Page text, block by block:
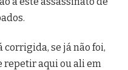
corrigida, se já não foi,
repetir aqui ou ali em